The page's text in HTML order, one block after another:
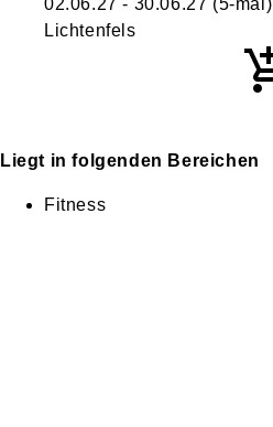
02.06.27 - 30.06.27 (5-mal)
Lichtenfels
Liegt in folgenden Bereichen
Fitness